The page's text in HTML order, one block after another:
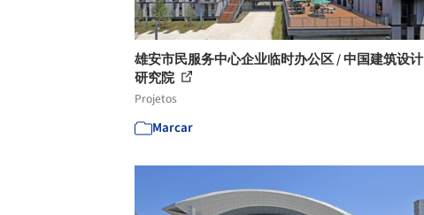
雄安市民服务中心企业临时办公区 / 中国建筑设计
研究院
Projetos
Marcar